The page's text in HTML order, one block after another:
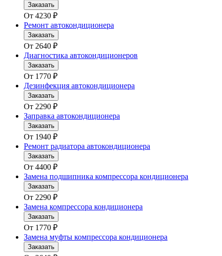
Заказать
От 4230 ₽
Ремонт автокондиционера
Заказать
От 2640 ₽
Диагностика автокондиционеров
Заказать
От 1770 ₽
Дезинфекция автокондиционера
Заказать
От 2290 ₽
Заправка автокондиционера
Заказать
От 1940 ₽
Ремонт радиатора автокондиционера
Заказать
От 4400 ₽
Замена подшипника компрессора кондиционера
Заказать
От 2290 ₽
Замена компрессора кондиционера
Заказать
От 1770 ₽
Замена муфты компрессора кондиционера
Заказать